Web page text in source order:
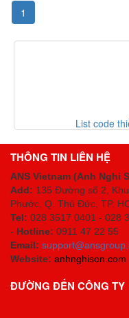
1
List code
THÔNG TIN LIÊN HỆ
ANS Vietnam (Anh Nghi
Add: 135 Đường số 2,
Phước, Q. Thủ Đức, TP.
Tel: 028 3517 0401 - 028
- Hotline: 0911 47 22 55
Email:
Website: anhnghison.com
ĐƯỜNG ĐẾN CÔNG TY